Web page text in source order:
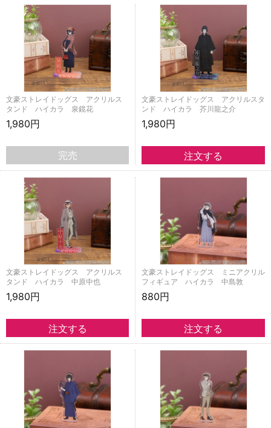
文豪ストレイドッグス アクリルス
タンド ハイカラ 泉鏡花
1,980円
完売
文豪ストレイドッグス アクリルスタ
ンド ハイカラ 芥川龍之介
1,980円
文豪ストレイドッグス アクリルス
タンド ハイカラ 中原中也
1,980円
文豪ストレイドッグス ミニアクリル
フィギュア ハイカラ 中島敦
880円